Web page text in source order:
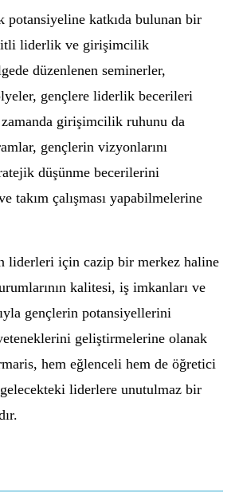
katkıda bulunan bir
liderlik ve girişimcilik
düzenlenen seminerler,
gençlere liderlik becerileri
zamanda girişimcilik ruhunu da
gençlerin vizyonlarını
düşünme becerilerini
takım çalışması yapabilmelerine
liderleri için cazip bir merkez haline
kalitesi, iş imkanları ve
gençlerin potansiyellerini
geliştirmelerine olanak
hem eğlenceli hem de öğretici
liderlere unutulmaz bir